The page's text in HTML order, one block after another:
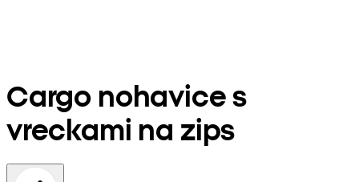
Cargo nohavice s
vreckami na zips